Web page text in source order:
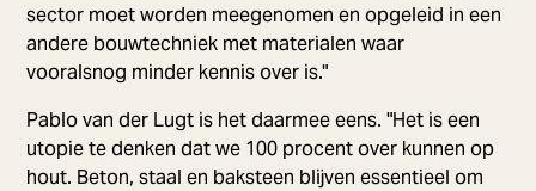
sector moet worden meegenomen en opgeleid in een
andere bouwtechniek met materialen waar
vooralsnog minder kennis over is."
Pablo van der Lugt is het daarmee eens. "Het is een
utopie te denken dat we 100 procent over kunnen op
hout. Beton, staal en baksteen blijven essentieel om